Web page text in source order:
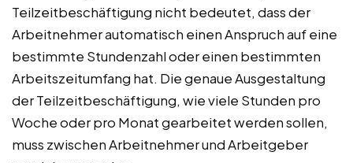
Teilzeitbeschäftigung nicht bedeutet, dass der
Arbeitnehmer automatisch einen Anspruch auf eine
bestimmte Stundenzahl oder einen bestimmten
Arbeitszeitumfang hat. Die genaue Ausgestaltung
der Teilzeitbeschäftigung, wie viele Stunden pro
Woche oder pro Monat gearbeitet werden sollen,
muss zwischen Arbeitnehmer und Arbeitgeber